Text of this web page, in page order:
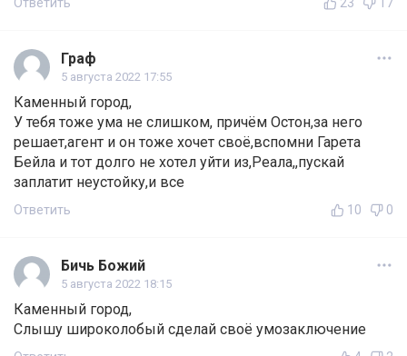
Ответить 23 17
Граф
5 августа 2022 17:55
Каменный город,
У тебя тоже ума не слишком, причём Остон,за него
решает,агент и он тоже хочет своё,вспомни Гарета
Бейла и тот долго не хотел уйти из,Реала,,пускай
заплатит неустойку,и все
Ответить 10 0
Бичь Божий
5 августа 2022 18:15
Каменный город,
Слышу широколобый сделай своё умозаключение